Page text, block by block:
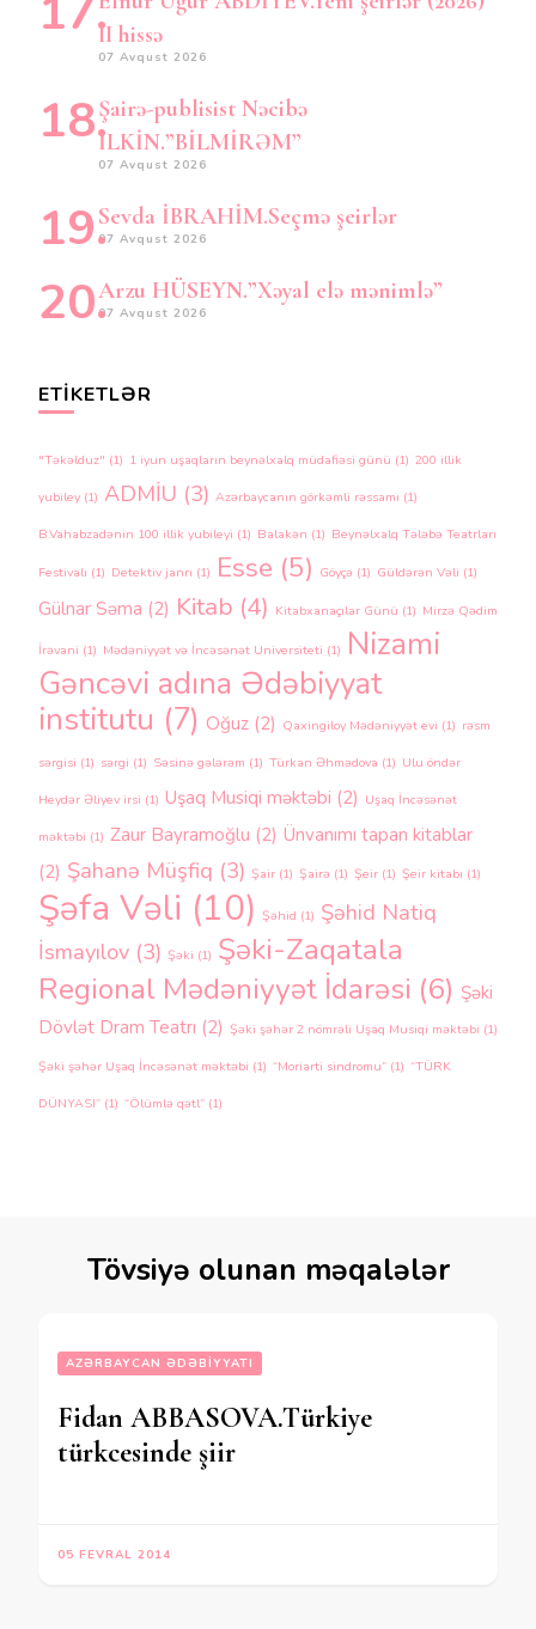
II hissə
07 Avqust 2026
Şairə-publisist Nəcibə
İLKİN.”BİLMİRƏM”
07 Avqust 2026
Sevda İBRAHİM.Seçmə şeirlər
07 Avqust 2026
Arzu HÜSEYN.”Xəyal elə mənimlə”
07 Avqust 2026
ETIKETLƏR
"Təkəlduz" (1) 1 iyun uşaqların beynəlxalq müdafiəsi günü (1) 200 illik
yubiley (1) ADMİU (3) Azərbaycanın görkəmli rəssamı (1)
B.Vahabzadənin 100 illik yubileyi (1) Balakən (1) Beynəlxalq Tələbə Teatrları
Festivalı (1) Detektiv janrı (1) Esse (5) Göyçə (1) Güldərən Vəli (1)
Gülnar Səma (2) Kitab (4) Kitabxanaçılar Günü (1) Mirzə Qədim
İrəvani (1) Mədəniyyət və İncəsənət Universiteti (1) Nizami
Gəncəvi adına Ədəbiyyat
institutu (7) Oğuz (2) Qaxingiloy Mədəniyyət evi (1) rəsm
sərgisi (1) sərgi (1) Səsinə gələrəm (1) Türkan Əhmədova (1) Ulu öndər
Heydər Əliyev irsi (1) Uşaq Musiqi məktəbi (2) Uşaq İncəsənət
məktəbi (1) Zaur Bayramoğlu (2) Ünvanımı tapan kitablar
(2) Şahanə Müşfiq (3) Şair (1) Şairə (1) Şeir (1) Şeir kitabı (1)
Şəfa Vəli (10) Şəhid (1) Şəhid Natiq
İsmayılov (3) Şəki (1) Şəki-Zaqatala
Regional Mədəniyyət İdarəsi (6) Şəki
Dövlət Dram Teatrı (2) Şəki şəhər 2 nömrəli Uşaq Musiqi məktəbi (1)
Şəki şəhər Uşaq İncəsənət məktəbi (1) “Moriarti sindromu” (1) “TÜRK
DÜNYASI” (1) “Ölümlə qətl” (1)
Tövsiyə olunan məqalələr
AZƏRBAYCAN ƏDƏBIYYATI
Fidan ABBASOVA.Türkiye
türkcesinde şiir
05 FEVRAL 2014